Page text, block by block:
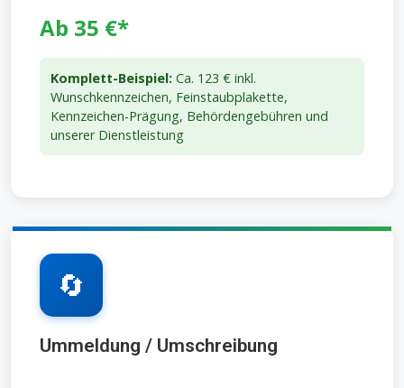
Ab 35 €*
Komplett-Beispiel: Ca. 123 € inkl.
Wunschkennzeichen, Feinstaubplakette,
Kennzeichen-Prägung, Behördengebühren und
unserer Dienstleistung
🔄
Ummeldung / Umschreibung